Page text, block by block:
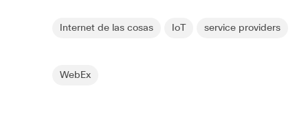
Internet de las cosas IoT service providers
WebEx